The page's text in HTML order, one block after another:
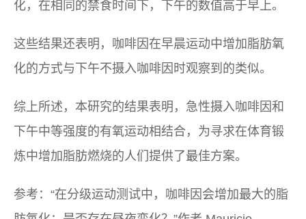
化，在相同的禁食时间下，下午的数值高于早上。
这些结果还表明，咖啡因在早晨运动中增加脂肪氧
化的方式与下午不摄入咖啡因时观察到的类似。
综上所述，本研究的结果表明，急性摄入咖啡因和
下午中等强度的有氧运动相结合，为寻求在体育锻
炼中增加脂肪燃烧的人们提供了最佳方案。
参考：“在分级运动测试中，咖啡因会增加最大的脂